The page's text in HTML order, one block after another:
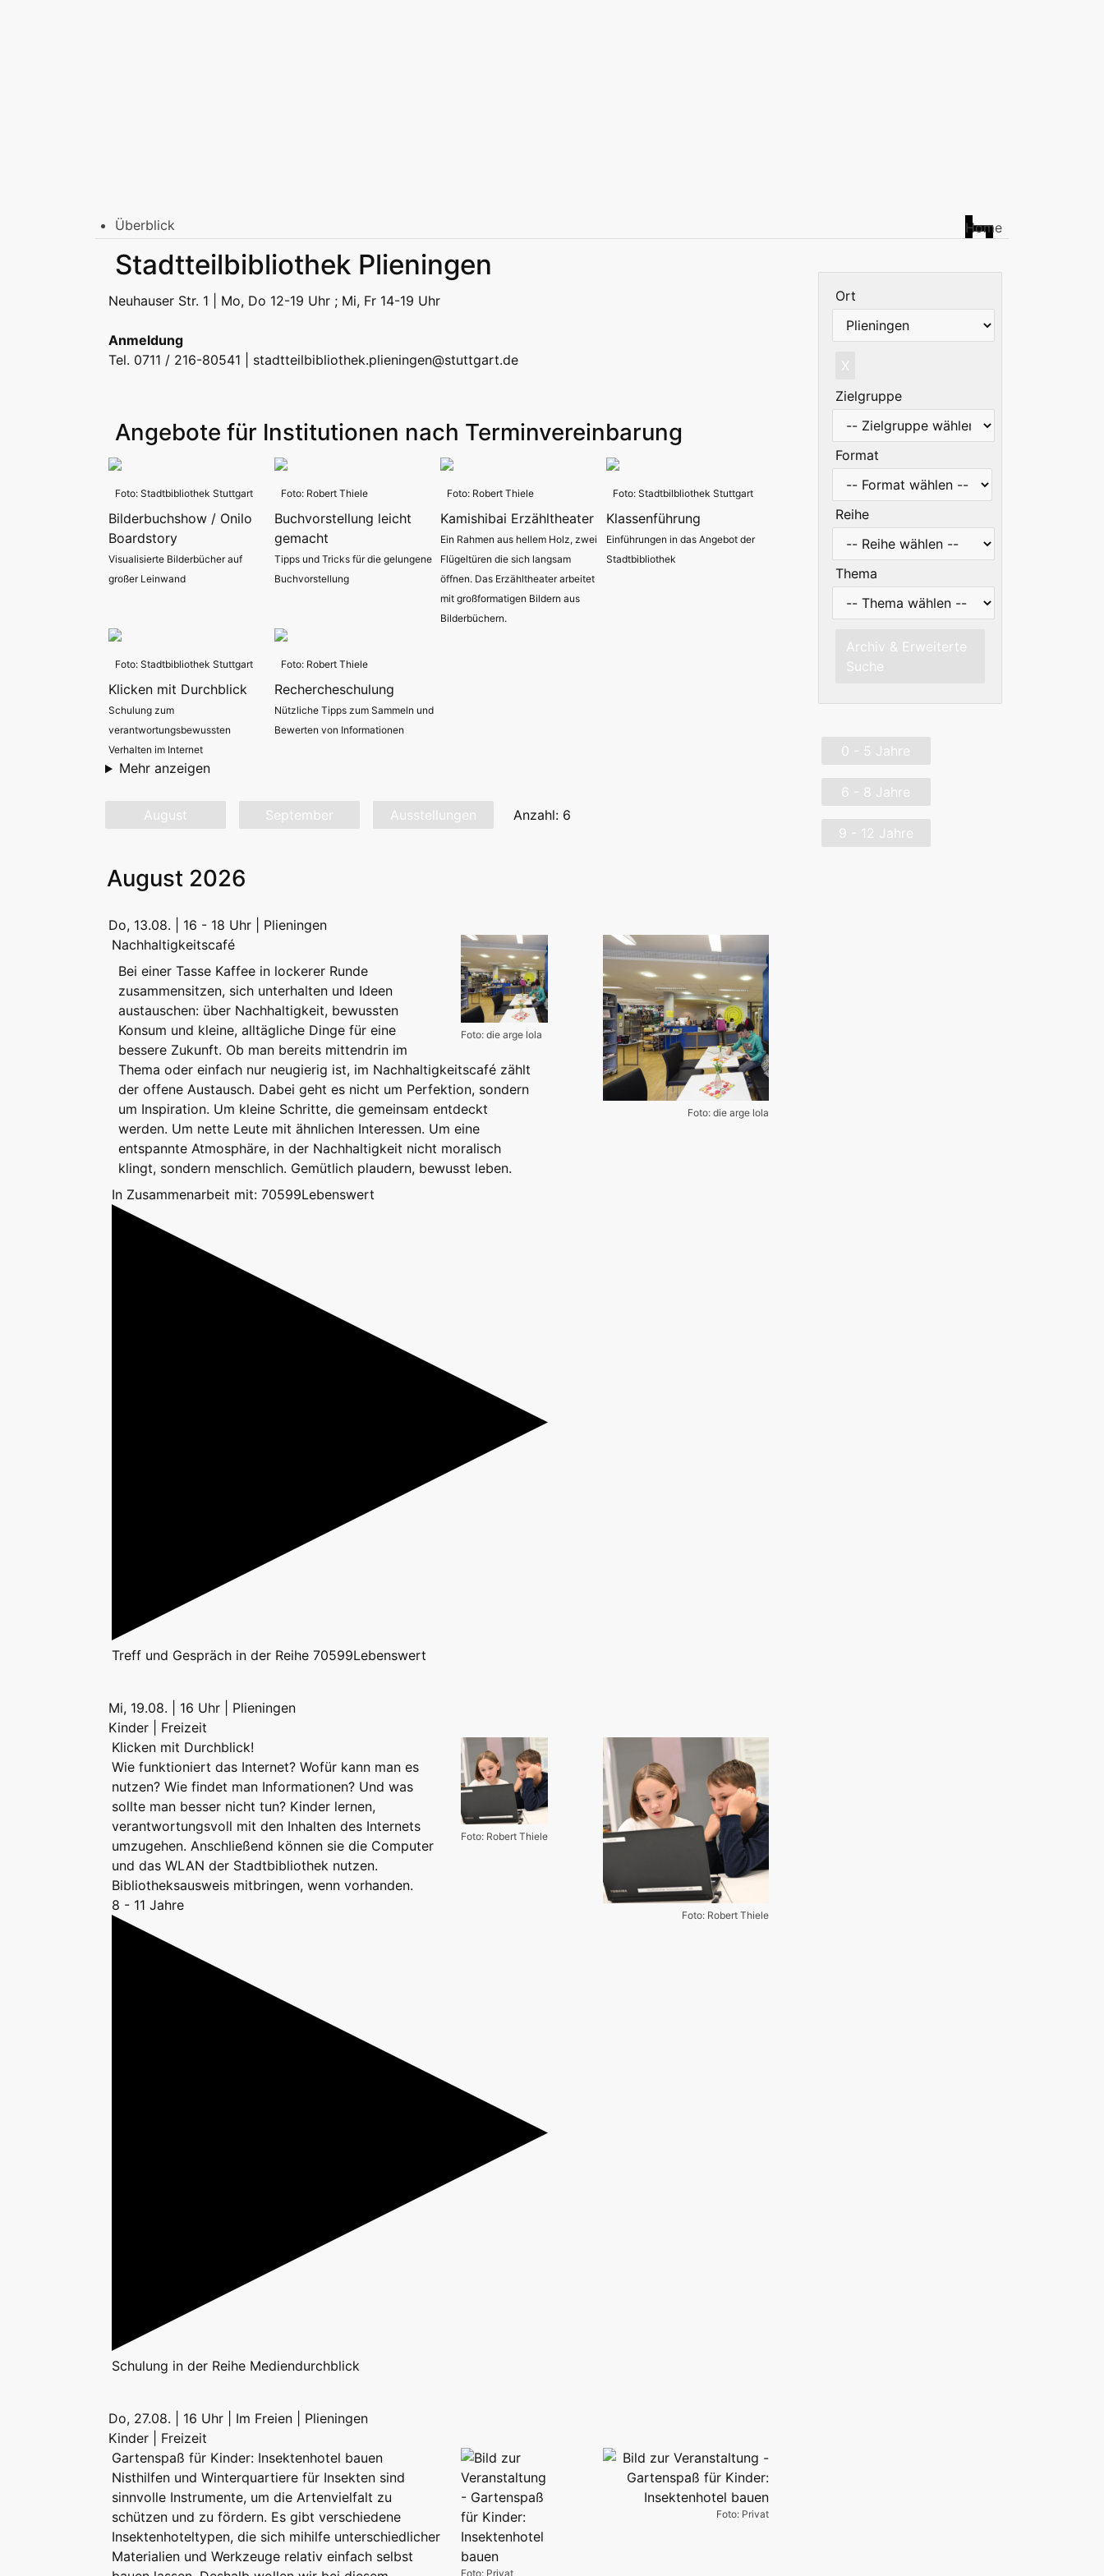
Überblick
Erwachsene Jugend | Freizeit Kinder | Freizeit Kitas | Schulen
Erwachsene Jugend | Freizeit Kinder | Freizeit Kitas | Schulen
Home
Ort
X
Zielgruppe
Format
Reihe
Thema
Archiv & Erweiterte
Suche
0 - 5 Jahre
6 - 8 Jahre
9 - 12 Jahre
Stadtteilbibliothek Plieningen
Neuhauser Str. 1 | Mo, Do 12-19 Uhr ; Mi, Fr 14-19 Uhr
Anmeldung
Tel. 0711 / 216-80541 | stadtteilbibliothek.plieningen@stuttgart.de
Angebote für Institutionen nach Terminvereinbarung
Foto: Stadtbibliothek Stuttgart
Bilderbuchshow / Onilo
Boardstory
Visualisierte Bilderbücher auf
großer Leinwand
Foto: Robert Thiele
Buchvorstellung leicht
gemacht
Tipps und Tricks für die gelungene
Buchvorstellung
Foto: Robert Thiele
Kamishibai Erzähltheater
Ein Rahmen aus hellem Holz, zwei
Flügeltüren die sich langsam
öffnen. Das Erzähltheater arbeitet
mit großformatigen Bildern aus
Bilderbüchern.
Foto: Stadtbilbliothek Stuttgart
Klassenführung
Einführungen in das Angebot der
Stadtbibliothek
Foto: Stadtbibliothek Stuttgart
Klicken mit Durchblick
Schulung zum
verantwortungsbewussten
Verhalten im Internet
Foto: Robert Thiele
Rechercheschulung
Nützliche Tipps zum Sammeln und
Bewerten von Informationen
Mehr anzeigen
August September Ausstellungen Anzahl: 6
August 2026
Do, 13.08. | 16 - 18 Uhr | Plieningen
Foto: die arge lola
Nachhaltigkeitscafé
Bei einer Tasse Kaffee in lockerer Runde
zusammensitzen, sich unterhalten und Ideen
austauschen: über Nachhaltigkeit, bewussten
Konsum und kleine, alltägliche Dinge für eine
bessere Zukunft. Ob man bereits mittendrin im
Thema oder einfach nur neugierig ist, im Nachhaltigkeitscafé zählt
der offene Austausch. Dabei geht es nicht um Perfektion, sondern
um Inspiration. Um kleine Schritte, die gemeinsam entdeckt
werden. Um nette Leute mit ähnlichen Interessen. Um eine
entspannte Atmosphäre, in der Nachhaltigkeit nicht moralisch
klingt, sondern menschlich. Gemütlich plaudern, bewusst leben.
In Zusammenarbeit mit: 70599Lebenswert
Treffund Gesprächin der Reihe 70599Lebenswert
Foto: die arge lola
Mi, 19.08. | 16 Uhr | Plieningen
Kinder | Freizeit
Foto: Robert Thiele
Klicken mit Durchblick!
Wie funktioniert das Internet? Wofür kann man es
nutzen? Wie findet man Informationen? Und was
sollte man besser nicht tun? Kinder lernen,
verantwortungsvoll mit den Inhalten des Internets
umzugehen. Anschließend können sie die Computer
und das WLAN der Stadtbibliothek nutzen.
Bibliotheksausweis mitbringen, wenn vorhanden.
8 - 11 Jahre
Schulung in der Reihe Mediendurchblick
Foto: Robert Thiele
Do, 27.08. | 16 Uhr | Im Freien | Plieningen
Kinder | Freizeit
Foto: Privat
Gartenspaß für Kinder: Insektenhotel bauen
Nisthilfen und Winterquartiere für Insekten sind
sinnvolle Instrumente, um die Artenvielfalt zu
schützen und zu fördern. Es gibt verschiedene
Insektenhoteltypen, die sich mihilfe unterschiedlicher
Materialien und Werkzeuge relativ einfach selbst
Foto: Privat